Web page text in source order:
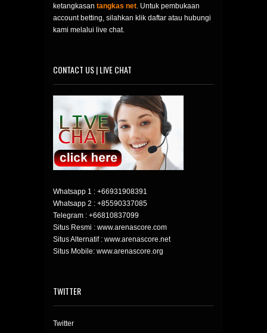
ketangkasan tangkas net. Untuk pembukaan
account betting, silahkan klik daftar atau hubungi
kami melalui live chat.
CONTACT US | LIVE CHAT
Whatsapp 1 : +66931908391
Whatsapp 2 : +85590337085
Telegram : +66810837099
Situs Resmi : www.arenascore.com
Situs Alternatif : www.arenascore.net
Situs Mobile: www.arenascore.org
TWITTER
Twitter